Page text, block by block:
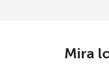
Mira